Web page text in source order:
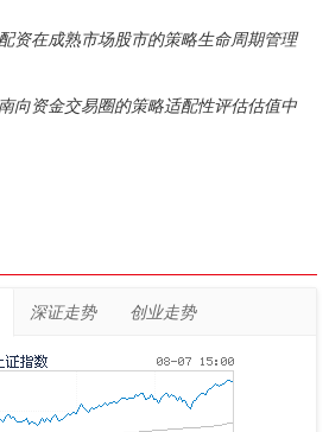
资在成熟市场股市的策略生命周期管理
向资金交易圈的策略适配性评估估值中
深证走势 创业走势